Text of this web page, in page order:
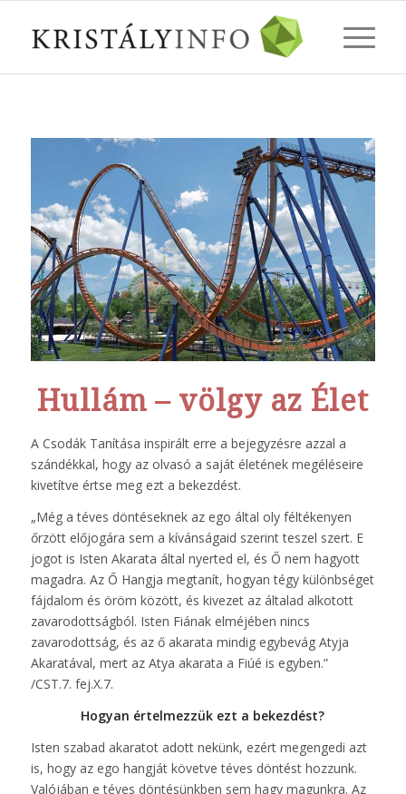
Hullám – völgy az Élet
A Csodák Tanítása inspirált erre a bejegyzésre azzal a
szándékkal, hogy az olvasó a saját életének megéléseire
kivetítve értse meg ezt a bekezdést.
„Még a téves döntéseknek az ego által oly féltékenyen
őrzött előjogára sem a kívánságaid szerint teszel szert. E
jogot is Isten Akarata által nyerted el, és Ő nem hagyott
magadra. Az Ő Hangja megtanít, hogyan tégy különbséget
fájdalom és öröm között, és kivezet az általad alkotott
zavarodottságból. Isten Fiának elméjében nincs
zavarodottság, és az ő akarata mindig egybevág Atyja
Akaratával, mert az Atya akarata a Fiúé is egyben.”
/CST.7. fej.X.7.
Hogyan értelmezzük ezt a bekezdést?
Isten szabad akaratot adott nekünk, ezért megengedi azt
is, hogy az ego hangját követve téves döntést hozzunk.
Valójában e téves döntésünkben sem hagy magunkra. Az